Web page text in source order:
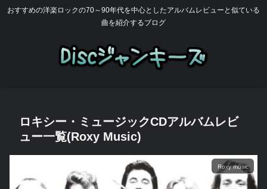
おすすめの洋楽ロックの70～90年代を中心としたアルバムレビューと似ている
曲を紹介するブログ
ロキシー・ミュージックCDアルバムレビ
ュー一覧(Roxy Music)
Roxy music